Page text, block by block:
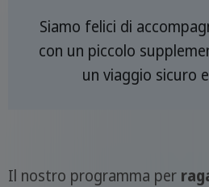
Siamo felici di
con un piccolo
un viaggio sicuro
Il nostro programma per